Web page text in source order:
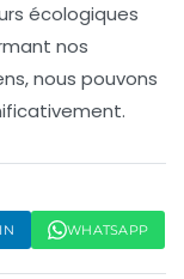
écologiques
nos
nous pouvons
WHATSAPP